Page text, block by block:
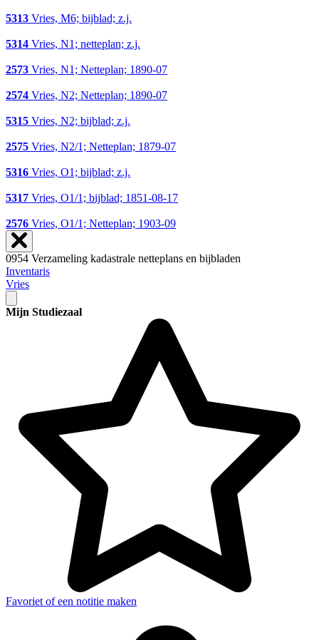
5313 Vries, M6; bijblad; z.j.
5314 Vries, N1; netteplan; z.j.
2573 Vries, N1; Netteplan; 1890-07
2574 Vries, N2; Netteplan; 1890-07
5315 Vries, N2; bijblad; z.j.
2575 Vries, N2/1; Netteplan; 1879-07
5316 Vries, O1; bijblad; z.j.
5317 Vries, O1/1; bijblad; 1851-08-17
2576 Vries, O1/1; Netteplan; 1903-09
0954 Verzameling kadastrale netteplans en bijbladen
Inventaris
Vries
Mijn Studiezaal
Favoriet of een notitie maken